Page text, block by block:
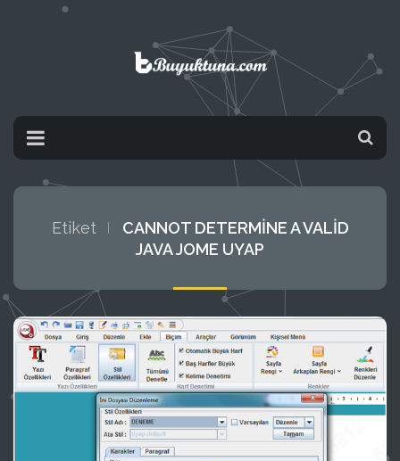
Etiket
CANNOT DETERMINE A VALID
JAVA JOME UYAP